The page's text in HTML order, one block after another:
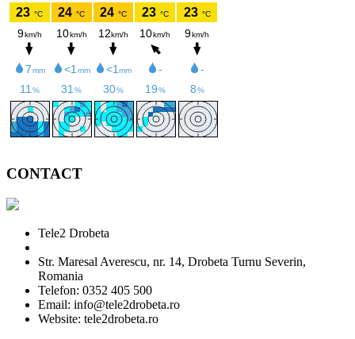
CONTACT
Tele2 Drobeta
Str. Maresal Averescu, nr. 14, Drobeta Turnu Severin,
Romania
Telefon: 0352 405 500
Email: info@tele2drobeta.ro
Website: tele2drobeta.ro